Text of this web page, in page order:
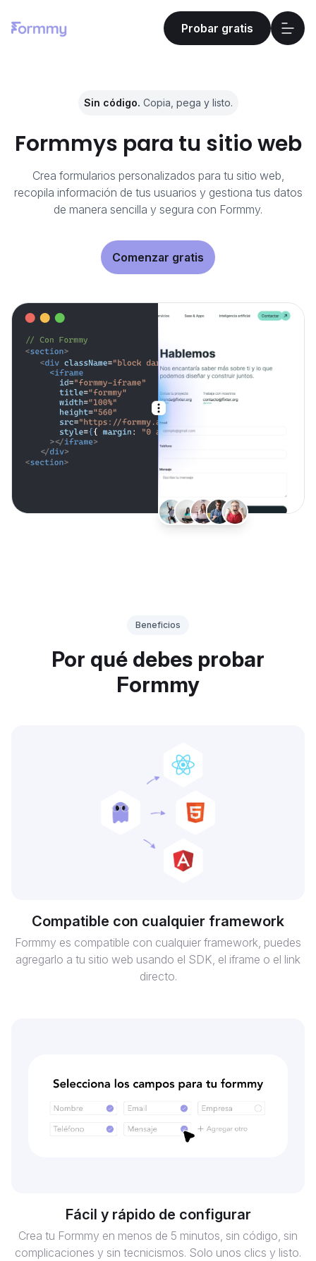
Probar gratis
Sin código. Copia, pega y listo.
Formmys para tu sitio web
Crea formularios personalizados para tu sitio web,
recopila información de tus usuarios y gestiona tus datos
de manera sencilla y segura con Formmy.
Comenzar gratis
Beneficios
Por qué debes probar
Formmy
Compatible con cualquier framework
Formmy es compatible con cualquier framework, puedes
agregarlo a tu sitio web usando el SDK, el iframe o el link
directo.
Fácil y rápido de configurar
Crea tu Formmy en menos de 5 minutos, sin código, sin
complicaciones y sin tecnicismos. Solo unos clics y listo.